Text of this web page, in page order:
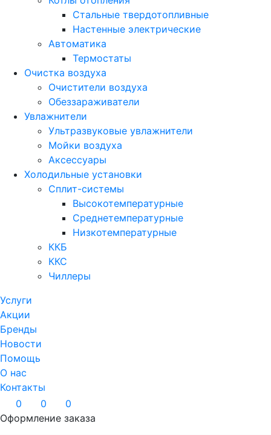
Стальные твердотопливные
Настенные электрические
Автоматика
Термостаты
Очистка воздуха
Очистители воздуха
Обеззараживатели
Увлажнители
Ультразвуковые увлажнители
Мойки воздуха
Аксессуары
Холодильные установки
Сплит-системы
Высокотемпературные
Среднетемпературные
Низкотемпературные
ККБ
ККС
Чиллеры
Услуги
Акции
Бренды
Новости
Помощь
О нас
Контакты
0
0
0
Оформление заказа